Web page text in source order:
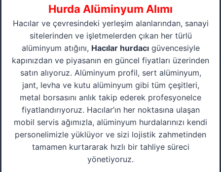
Hurda Alüminyum Alımı
Hacılar ve çevresindeki yerleşim alanlarından, sanayi
sitelerinden ve işletmelerden çıkan her türlü
alüminyum atığını, Hacılar hurdacıgüvencesiyle
kapınızdan ve piyasanın en güncel fiyatları üzerinden
satın alıyoruz. Alüminyum profil, sert alüminyum,
jant, levha ve kutu alüminyum gibi tüm çeşitleri,
metal borsasını anlık takip ederek profesyonelce
fiyatlandırıyoruz. Hacılar’ın her noktasına ulaşan
mobil servis ağımızla, alüminyum hurdalarınızı kendi
personelimizle yüklüyor ve sizi lojistik zahmetinden
tamamen kurtararak hızlı bir tahliye süreci
yönetiyoruz.